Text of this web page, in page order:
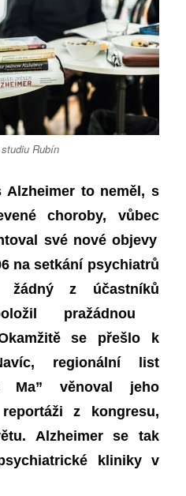
Rubín
Alzheimer to neměl, s
choroby, vůbec
své nové objevy
na setkání psychiatrů
žádný z účastníků
pražádnou
se přešlo k
regionální list
Ma” věnoval jeho
reportáži z kongresu,
Alzheimer se tak
é kliniky
v